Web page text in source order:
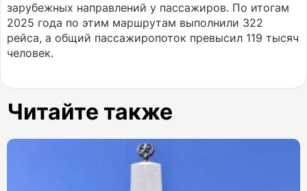
зарубежных направлений у пассажиров. По итогам
2025 года по этим маршрутам выполнили 322
рейса, а общий пассажиропоток превысил 119 тысяч
человек.
Читайте также